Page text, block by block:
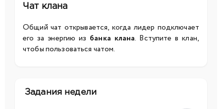
Чат клана
Общий чат открывается, когда лидер подключает
его за энергию из банка клана. Вступите в клан,
чтобы пользоваться чатом.
Задания недели